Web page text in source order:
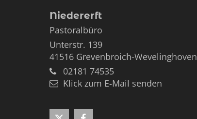
Niedererft
Pastoralbüro
Unterstr. 139
41516 Grevenbroich-Wevelinghoven
02181 74535
Klick zum E-Mail senden